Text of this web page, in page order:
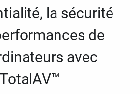
la sécurité
de
avec
TotalAV™